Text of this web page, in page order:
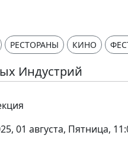
РЕСТОРАНЫ КИНО
Индустрий
01 августа, Пятница,